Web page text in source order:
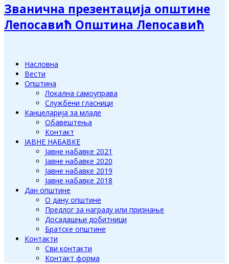
Званична презентација општине
Лепосавић Општина Лепосавић
Насловна
Вести
Општина
Локална самоуправа
Службени гласници
Канцеларија за младе
Обавештења
Контакт
ЈАВНЕ НАБАВКЕ
Јавне набавке 2021
Јавне набавке 2020
Јавне набавке 2019
Јавне набавке 2018
Дан општине
О дану општине
Предлог за награду или признање
Досадашњи добитници
Братске општине
Контакти
Сви контакти
Контакт форма